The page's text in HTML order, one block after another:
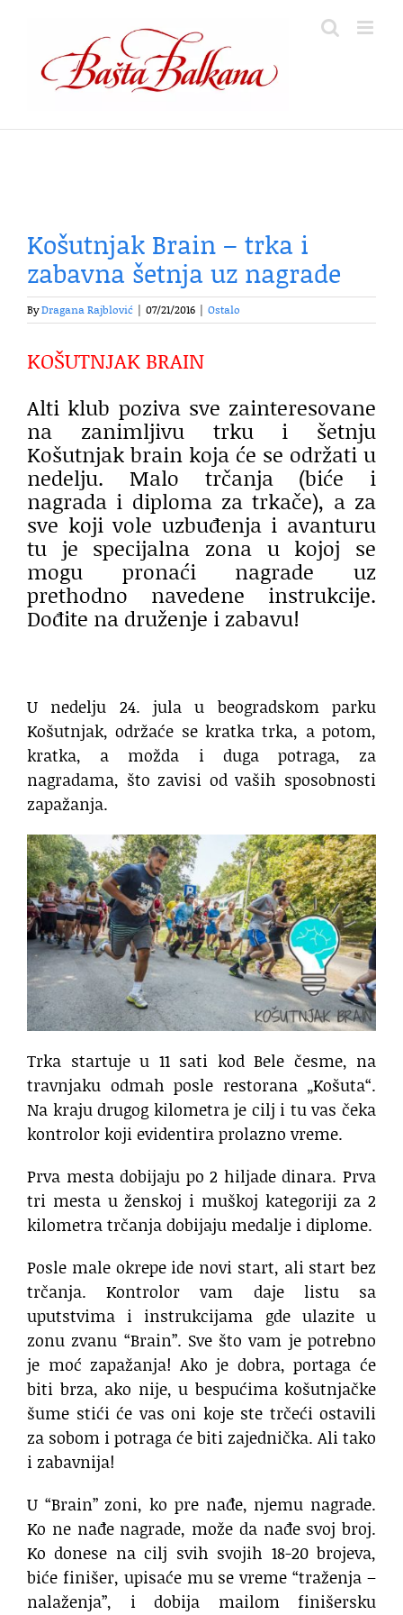
content
Košutnjak Brain – trka i
zabavna šetnja uz nagrade
ByDragana Rajblović 07/21/2016 Ostalo
KOŠUTNJAK BRAIN
Alti klub poziva sve zainteresovane
na zanimljivu trku i šetnju
Košutnjak brain koja će se održati u
nedelju. Malo trčanja (biće i
nagrada i diploma za trkače), a za
sve koji vole uzbuđenja i avanturu
tu je specijalna zona u kojoj se
mogu pronaći nagrade uz
prethodno navedene instrukcije.
Dođite na druženje i zabavu!
U nedelju 24. jula u beogradskom parku
Košutnjak, održaće se kratka trka, a potom,
kratka, a možda i duga potraga, za
nagradama, što zavisi od vaših sposobnosti
zapažanja.
Trka startuje u 11 sati kod Bele česme, na
travnjaku odmah posle restorana „Košuta“.
Na kraju drugog kilometra je cilj i tu vas čeka
kontrolor koji evidentira prolazno vreme.
Prva mesta dobijaju po 2 hiljade dinara. Prva
tri mesta u ženskoj i muškoj kategoriji za 2
kilometra trčanja dobijaju medalje i diplome.
Posle male okrepe ide novi start, ali start bez
trčanja. Kontrolor vam daje listu sa
uputstvima i instrukcijama gde ulazite u
zonu zvanu “Brain”. Sve što vam je potrebno
je moć zapažanja! Ako je dobra, portaga će
biti brza, ako nije, u bespućima košutnjačke
šume stići će vas oni koje ste trčeći ostavili
za sobom i potraga će biti zajednička. Ali tako
i zabavnija!
U “Brain” zoni, ko pre nađe, njemu nagrade.
Ko ne nađe nagrade, može da nađe svoj broj.
Ko donese na cilj svih svojih 18-20 brojeva,
biće finišer, upisaće mu se vreme “traženja –
nalaženja”, i dobija mailom finišersku